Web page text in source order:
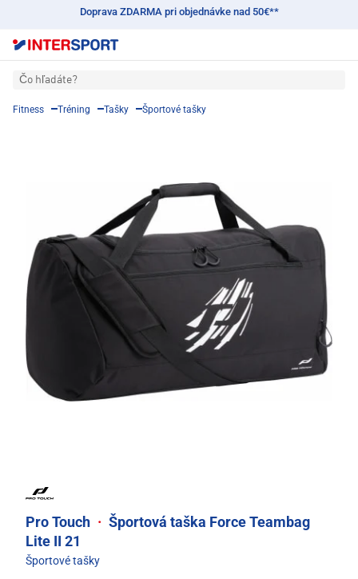
Doprava ZDARMA pri objednávke nad 50€**
Čo hľadáte?
Fitness Tréning Tašky Športové tašky
Pro Touch · Športová taška Force Teambag
Lite II 21
Športové tašky